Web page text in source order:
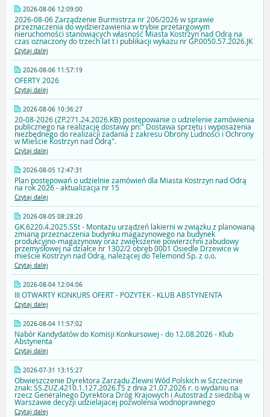
2026-08-06 12:09:00
2026-08-06 Zarządzenie Burmistrza nr 206/2026 w sprawie
przeznaczenia do wydzierżawienia w trybie przetargowym
nieruchomości stanowiących własność Miasta Kostrzyn nad Odrą na
czas oznaczony do trzech lat t i publikacji wykazu nr GP.0050.57.2026.JK
Czytaj dalej
2026-08-06 11:57:19
OFERTY 2026
Czytaj dalej
2026-08-06 10:36:27
20-08-2026 (ZP.271.24.2026.KB) postępowanie o udzielenie zamówienia
publicznego na realizację dostawy pn:" Dostawa sprzętu i wyposażenia
niezbędnego do realizacji zadania z zakresu Obrony Ludności i Ochrony
w Mieście Kostrzyn nad Odrą".
Czytaj dalej
2026-08-05 12:47:31
Plan postępowań o udzielnie zamówień dla Miasta Kostrzyn nad Odrą
na rok 2026 - aktualizacja nr 15
Czytaj dalej
2026-08-05 08:28:20
GK.6220.4.2025.SSt - Montażu urządzeń lakierni w związku z planowaną
zmianą przeznaczenia budynku magazynowego na budynek
produkcyjno-magazynowy oraz zwiększenie powierzchni zabudowy
przemysłowej na działce nr 1302/2 obręb 0001 Osiedle Drzewice w
mieście Kostrzyn nad Odrą, należącej do Telemond Sp. z o.o.
Czytaj dalej
2026-08-04 12:04:06
III OTWARTY KONKURS OFERT - POŻYTEK - KLUB ABSTYNENTA
Czytaj dalej
2026-08-04 11:57:02
Nabór Kandydatów do Komisji Konkursowej - do 12.08.2026 - Klub
Abstynenta
Czytaj dalej
2026-07-31 13:15:27
Obwieszczenie Dyrektora Zarządu Zlewni Wód Polskich w Szczecinie
znak: SS.ZUZ.4210.1.127.2026.TS z dnia 21.07.2026 r. o wydaniu na
rzecz Generalnego Dyrektora Dróg Krajowych i Autostrad z siedzibą w
Warszawie decyzji udzielajacej pozwolenia wodnoprawnego
Czytaj dalej